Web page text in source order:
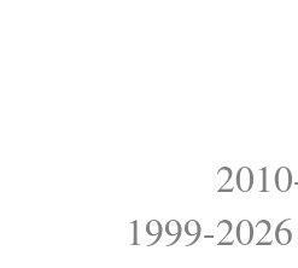
1999-